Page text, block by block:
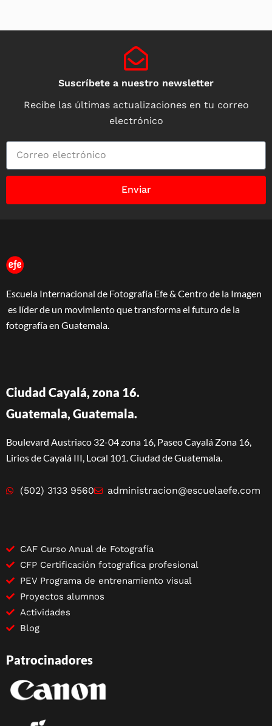
Suscríbete a nuestro newsletter
Recibe las últimas actualizaciones en tu correo
electrónico
Enviar
Escuela Internacional de Fotografía Efe & Centro de la Imagen
es líder de un movimiento que transforma el futuro de la
fotografía en Guatemala.
Ciudad Cayalá, zona 16.
Guatemala, Guatemala.
Boulevard Austriaco 32-04 zona 16, Paseo Cayalá Zona 16,
Lirios de Cayalá III, Local 101. Ciudad de Guatemala.
(502) 3133 9560 administracion@escuelaefe.com
CAF Curso Anual de Fotografía
CFP Certificación fotografica profesional
PEV Programa de entrenamiento visual
Proyectos alumnos
Actividades
Blog
Patrocinadores